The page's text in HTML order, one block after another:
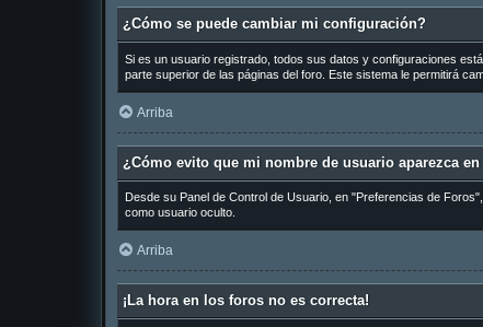
¿Cómo se puede cambiar mi configuración?
Si es un usuario registrado, todos sus datos y configuraciones
parte superior de las páginas del foro. Este sistema le permitirá
Arriba
¿Cómo evito que mi nombre de usuario aparezca
Desde su Panel de Control de Usuario, en "Preferencias de
como usuario oculto.
Arriba
¡La hora en los foros no es correcta!